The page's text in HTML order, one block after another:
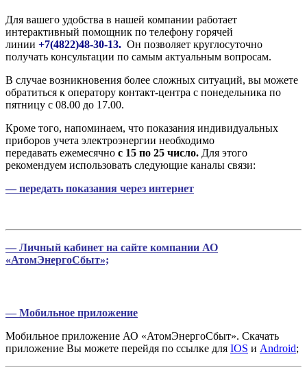
Для вашего удобства в нашей компании работает
интерактивный помощник по телефону горячей
линии +7(4822)48-30-13. Он позволяет круглосуточно
получать консультации по самым актуальным вопросам.
В случае возникновения более сложных ситуаций, вы можете
обратиться к оператору контакт-центра с понедельника по
пятницу с 08.00 до 17.00.
Кроме того, напоминаем, что показания индивидуальных
приборов учета электроэнергии необходимо
передавать ежемесячно с 15 по 25 число. Для этого
рекомендуем использовать следующие каналы связи:
— передать показания через интернет
— Личный кабинет на сайте компании АО
«АтомЭнергоСбыт»;
— Мобильное приложение
Мобильное приложение АО «АтомЭнергоСбыт». Скачать
приложение Вы можете перейдя по ссылке для IOS и Android;